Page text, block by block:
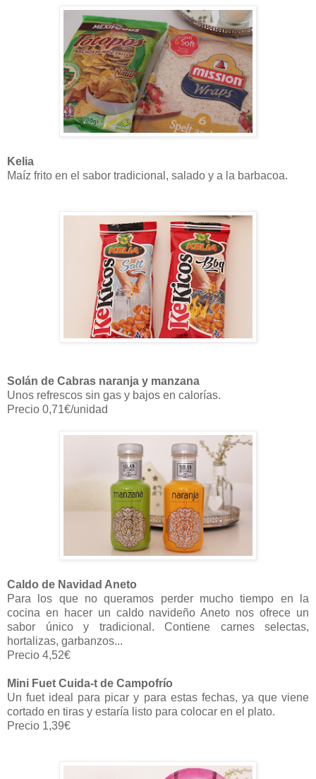
Kelia
Maíz frito en el sabor tradicional, salado y a la barbacoa.
Solán de Cabras naranja y manzana
Unos refrescos sin gas y bajos en calorías.
Precio 0,71€/unidad
Caldo de Navidad Aneto
Para los que no queramos perder mucho tiempo en la
cocina en hacer un caldo navideño Aneto nos ofrece un
sabor único y tradicional. Contiene carnes selectas,
hortalizas, garbanzos...
Precio 4,52€
Mini Fuet Cuida-t de Campofrío
Un fuet ideal para picar y para estas fechas, ya que viene
cortado en tiras y estaría listo para colocar en el plato.
Precio 1,39€